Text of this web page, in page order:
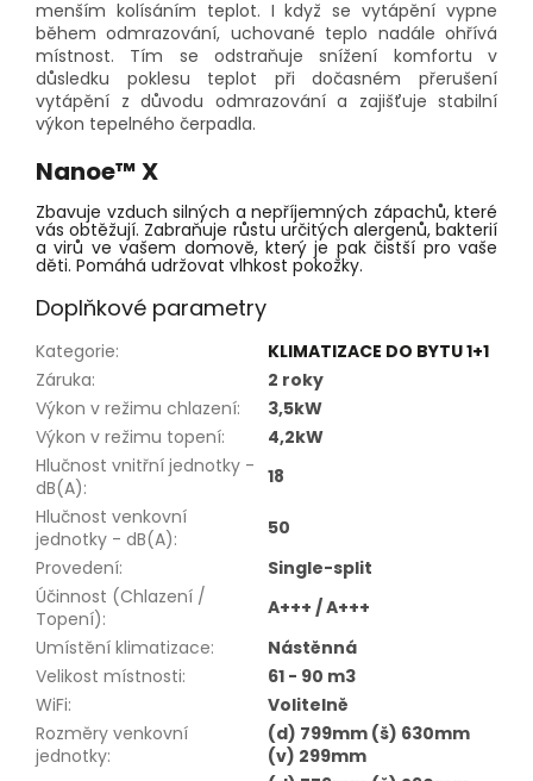
menším kolísáním teplot. I když se vytápění vypne
během odmrazování, uchované teplo nadále ohřívá
místnost. Tím se odstraňuje snížení komfortu v
důsledku poklesu teplot při dočasném přerušení
vytápění z důvodu odmrazování a zajišťuje stabilní
výkon tepelného čerpadla.
Nanoe™ X
Zbavuje vzduch silných a nepříjemných zápachů, které
vás obtěžují. Zabraňuje růstu určitých alergenů, bakterií
a virů ve vašem domově, který je pak čistší pro vaše
děti. Pomáhá udržovat vlhkost pokožky.
Doplňkové parametry
Kategorie:
KLIMATIZACE DO BYTU 1+1
Záruka:
2 roky
Výkon v režimu chlazení:
3,5kW
Výkon v režimu topení:
4,2kW
Hlučnost vnitřní jednotky -
dB(A):
18
Hlučnost venkovní
jednotky - dB(A):
50
Provedení:
Single-split
Účinnost (Chlazení /
Topení):
A+++ / A+++
Umístění klimatizace:
Nástěnná
Velikost místnosti:
61 - 90 m3
WiFi:
Volitelně
Rozměry venkovní
jednotky:
(d) 799mm (š) 630mm
(v) 299mm